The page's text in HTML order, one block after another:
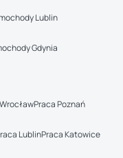
Lublin
Gdynia
Praca Poznań
LublinPraca Katowice